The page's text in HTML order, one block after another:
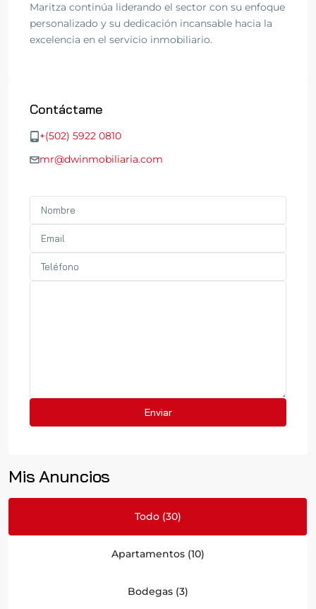
Maritza continúa liderando el sector con su enfoque
personalizado y su dedicación incansable hacia la
excelencia en el servicio inmobiliario.
Contáctame
+(502) 5922 0810
mr@dwinmobiliaria.com
Mis Anuncios
Todo (30)
Apartamentos (10)
Bodegas (3)